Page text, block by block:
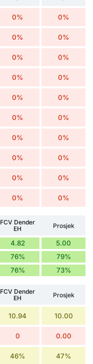
0% 0%
0% 0%
0% 0%
0% 0%
0% 0%
0% 0%
0% 0%
0% 0%
0% 0%
0% 0%
FCV Dender
EH
Prosjek
4.82 5.00
76% 79%
76% 73%
FCV Dender
EH
Prosjek
10.94 10.00
0 0.00
46% 47%